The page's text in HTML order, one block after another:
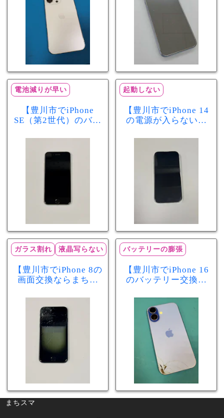
電池減りが早い
【豊川市でiPhone
SE（第2世代）のバッ
スマ豊川店】電池の
減りが早い症状も当
起動しない
【豊川市でiPhone 14
の電源が入らない修
店】バッテリー交換
で復旧するケースも
あります！
ガラス割れ 液晶写らない
【豊川市でiPhone 8の
画面交換ならまちス
れ・液晶不良も当日
60分で修理可能！
バッテリーの膨張
【豊川市でiPhone 16
のバッテリー交換な
少し膨張したバッテ
リーも当日90分で安
心修理！
まちスマ